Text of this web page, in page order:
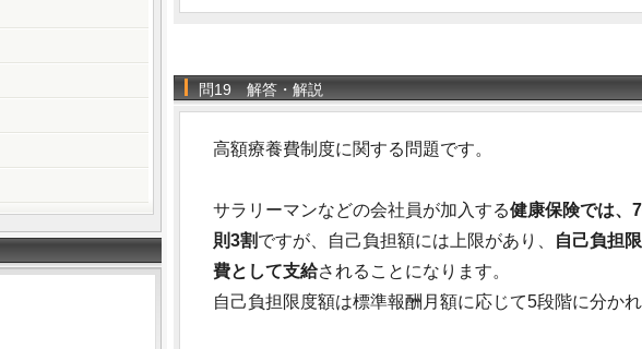
問19 解答・解説
高額療養費制度に関する問題です。
サラリーマンなどの会社員が加入する健康保険では、
則3割ですが、自己負担額には上限があり、
自己負担
費として支給されることになります。
自己負担限度額は標準報酬月額に応じて5段階に分かれ